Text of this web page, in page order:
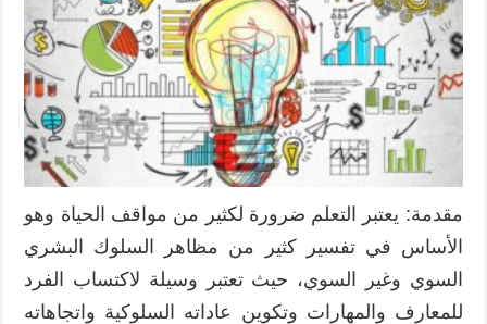
مقدمة: يعتبر التعلم ضرورة لكثير من مواقف الحياة وهو
الأساس في تفسير كثير من مظاهر السلوك البشري
السوي وغير السوي، حيث تعتبر وسيلة لاكتساب الفرد
للمعارف والمهارات وتكوين عاداته السلوكية واتجاهاته